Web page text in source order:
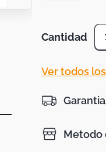
Cantidad
Ver todos
Metodo